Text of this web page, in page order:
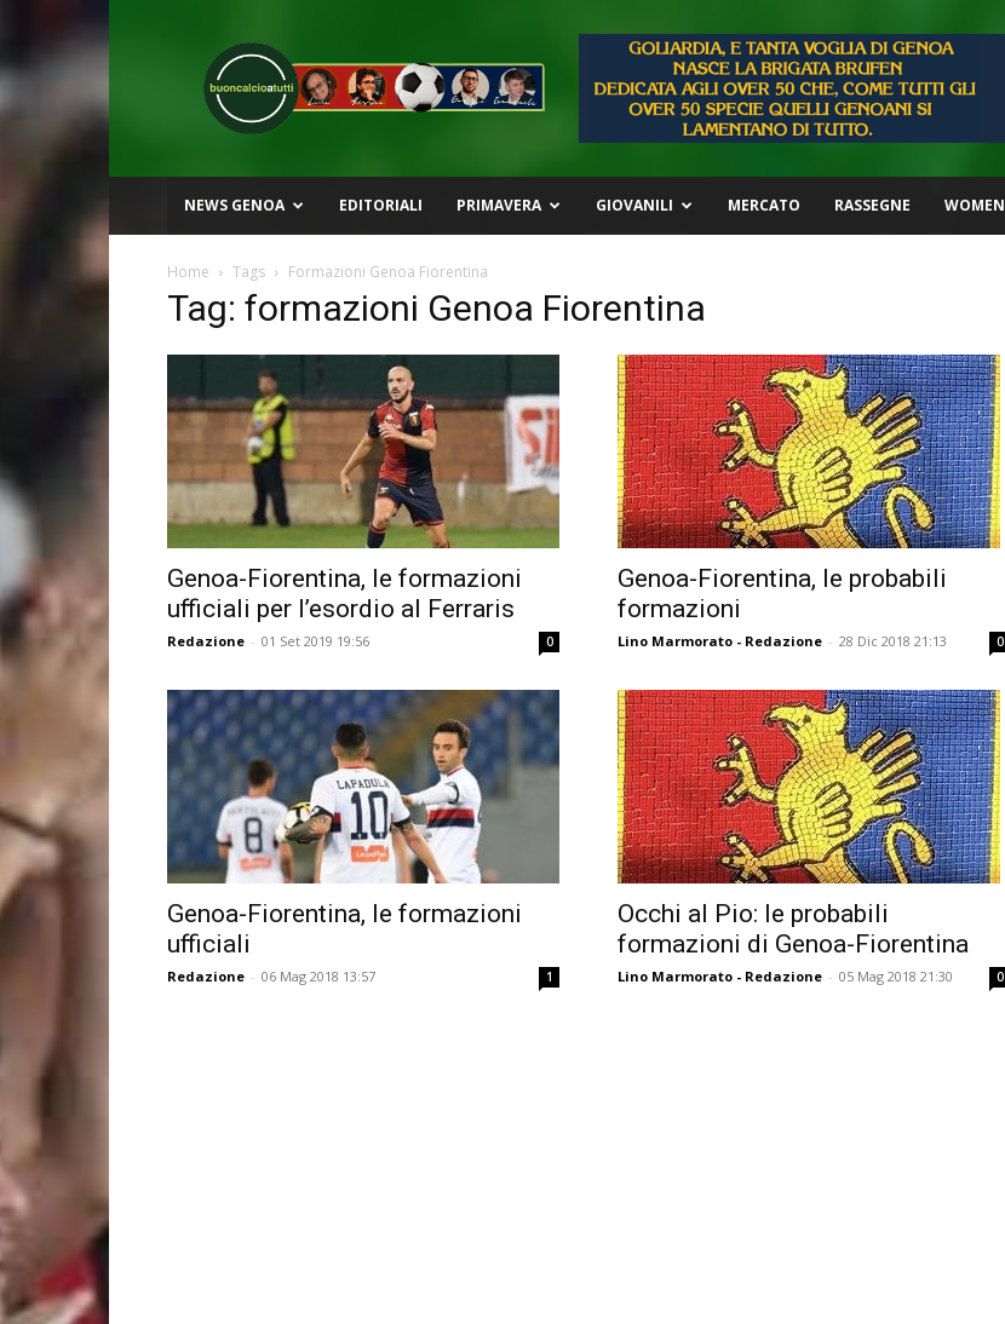
Buon
Calcio
a
Tutti
NEWS GENOA EDITORIALI PRIMAVERA GIOVANILI MERCATO RASSEGNE WOMEN
Home Tags Formazioni Genoa Fiorentina
Tag: formazioni Genoa Fiorentina
Genoa-Fiorentina, le formazioni
ufficiali per l’esordio al Ferraris
Redazione - 01 Set 2019 19:56 0
Genoa-Fiorentina, le probabili
formazioni
Lino Marmorato - Redazione - 28 Dic 2018 21:13 0
Genoa-Fiorentina, le formazioni
ufficiali
Redazione - 06 Mag 2018 13:57 1
Occhi al Pio: le probabili
formazioni di Genoa-Fiorentina
Lino Marmorato - Redazione - 05 Mag 2018 21:30 0